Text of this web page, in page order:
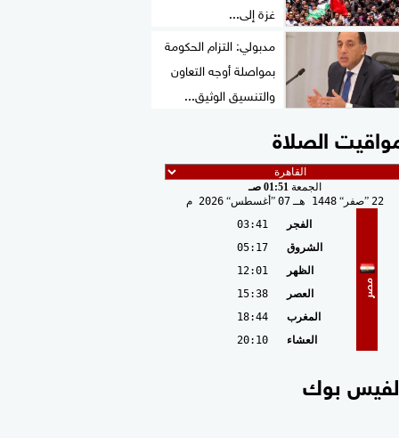
غزة إلى...
مدبولي: التزام الحكومة
بمواصلة أوجه التعاون
والتنسيق الوثيق...
الصلاة
الجمعة 01:51 صـ
22 صفر 1448 هـ 07 أغسطس 2026 م
مصر
الفجر
03:41
الشروق
05:17
الظهر
12:01
العصر
15:38
المغرب
18:44
العشاء
20:10
بوك